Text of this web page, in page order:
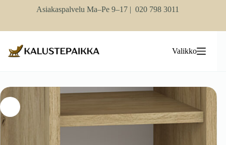
Asiakaspalvelu Ma–Pe 9–17 | 020 798 3011
Valikko